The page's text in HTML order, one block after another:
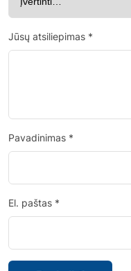
Jūsų atsiliepimas *
Pavadinimas *
El. paštas *